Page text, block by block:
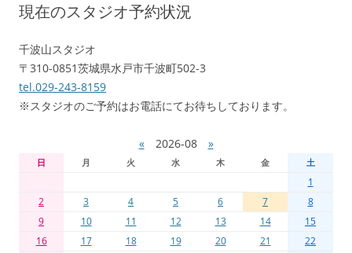
現在のスタジオ予約状況
千波山スタジオ
〒310-0851茨城県水戸市千波町502-3
tel.029-243-8159
※スタジオのご予約はお電話にてお待ちしております。
« 2026-08 »
日 月 火 水 木 金 土
1
2
3 4 5 6 7
8
9
10 11 12 13 14
15
16
17 18 19 20 21
22